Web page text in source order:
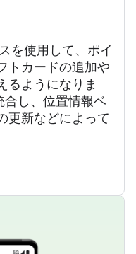
を使用して、ポイ
トカードの追加や
るようになりま
し、位置情報ベ
更新などによって